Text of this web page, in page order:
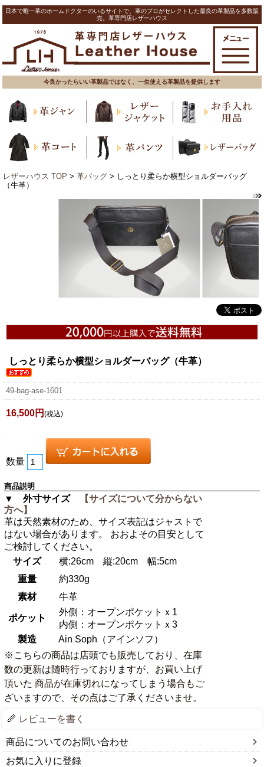
日本で唯一革のホームドクターのいるサイトで、革のプロがセレクトした最良の革製品を多数販
売。革専門店レザーハウス
今良かったらいい革製品ではなく、一生使える革製品を提供します
レザーハウス TOP > 革バッグ > しっとり柔らか横型ショルダーバッグ
（牛革）
しっとり柔らか横型ショルダーバッグ（牛革）
49-bag-ase-1601
16,500円 (税込)
数量
商品説明
▼ 外寸サイズ
【サイズについて分からない
方へ】
革は天然素材のため、サイズ表記はジャストで
はない場合があります。 おおよその目安として
ご検討してください。
サイズ
横:26cm 縦:20cm 幅:5cm
重量
約330g
素材
牛革
ポケット
外側：オープンポケットｘ1
内側：オープンポケットｘ3
製造
Ain Soph（アインソフ）
※こちらの商品は店頭でも販売しており、在庫
数の更新は随時行っておりますが、お買い上げ
頂いた 商品が在庫切れになってしまう場合もご
ざいますので、その点はご了承くださいませ。
レビューを書く
商品についてのお問い合わせ
お気に入りに登録